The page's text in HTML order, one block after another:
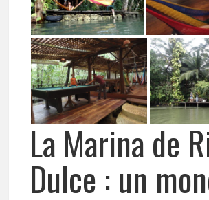
La Marina de
Dulce : un